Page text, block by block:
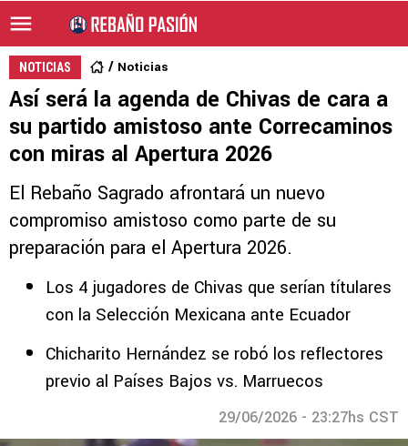
NOTICIAS Noticias
Así será la agenda de Chivas de cara a
su partido amistoso ante Correcaminos
con miras al Apertura 2026
El Rebaño Sagrado afrontará un nuevo
compromiso amistoso como parte de su
preparación para el Apertura 2026.
Los 4 jugadores de Chivas que serían títulares
con la Selección Mexicana ante Ecuador
Chicharito Hernández se robó los reflectores
previo al Países Bajos vs. Marruecos
29/06/2026 - 23:27hs CST